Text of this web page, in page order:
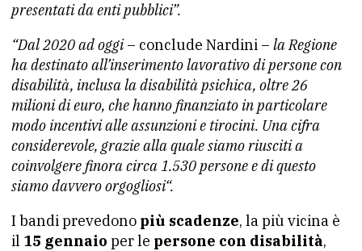
presentati da enti pubblici”.
“Dal 2020 ad oggi– conclude Nardini – la Regione
ha destinato all’inserimento lavorativo di persone con
disabilità, inclusa la disabilità psichica, oltre 26
milioni di euro, che hanno finanziato in particolare
modo incentivi alle assunzioni e tirocini. Una cifra
considerevole, grazie alla quale siamo riusciti a
coinvolgere finora circa 1.530 persone e di questo
siamo davvero orgogliosi“.
I bandi prevedono più scadenze, la più vicina è
il 15 gennaio per le persone con disabilità,